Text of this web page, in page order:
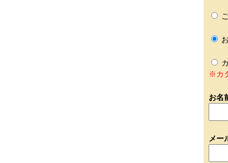
※カ
お名
メー